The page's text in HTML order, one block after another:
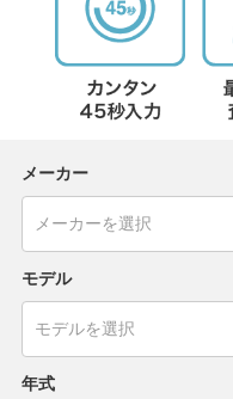
メーカー
モデル
年式